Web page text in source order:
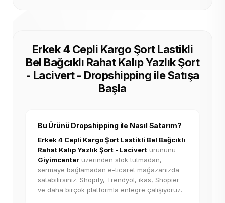
Erkek 4 Cepli Kargo Şort Lastikli
Bel Bağcıklı Rahat Kalıp Yazlık Şort
- Lacivert - Dropshipping ile Satışa
Başla
Bu Ürünü Dropshipping ile Nasıl Satarım?
Erkek 4 Cepli Kargo Şort Lastikli Bel Bağcıklı
Rahat Kalıp Yazlık Şort - Lacivert ürününü
Giyimcenter üzerinden stok tutmadan,
sermaye bağlamadan e-ticaret mağazanızda
satabilirsiniz. Shopify, Trendyol, ikas, Shopier
ve daha birçok platformla entegre çalışıyoruz.